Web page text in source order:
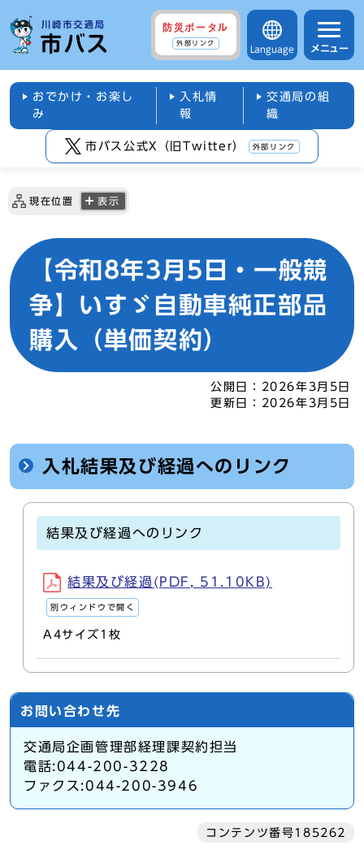
防災ポータル
外部リンク
Language メニュー
おでかけ・お楽し
み
入札情
報
交通局の組
織
市バス公式X（旧Twitter） 外部リンク
現在位置 表示
【令和8年3月5日・一般競
争】いすゞ自動車純正部品
購入（単価契約）
公開日：
2026年3月5日
更新日：
2026年3月5日
入札結果及び経過へのリンク
結果及び経過へのリンク
結果及び経過(PDF, 51.10KB)
別ウィンドウで開く
A4サイズ1枚
お問い合わせ先
交通局企画管理部経理課契約担当
電話:044-200-3228
ファクス:044-200-3946
コンテンツ番号185262